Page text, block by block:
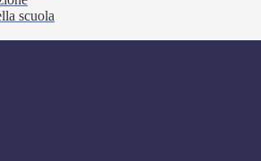
scuola